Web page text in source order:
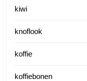
kiwi
knoflook
koffie
koffiebonen